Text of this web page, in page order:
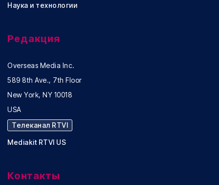
Наука и технологии
Редакция
Overseas Media Inc.
589 8th Ave., 7th Floor
New York, NY 10018
USA
Телеканал RTVI
Mediakit RTVI US
Контакты